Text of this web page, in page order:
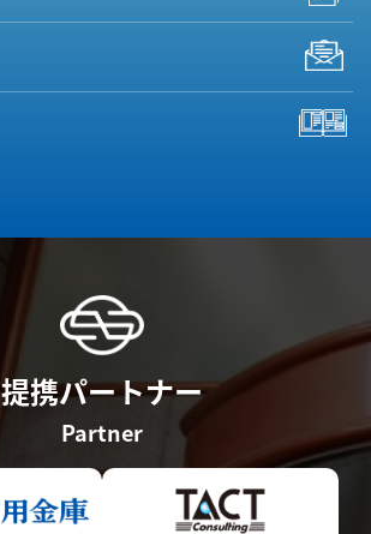
提携パートナー
Partner